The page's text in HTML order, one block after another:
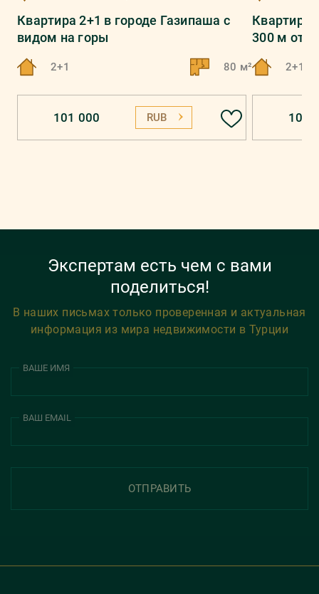
Квартира 2+1 в городе Газипаша с
видом на горы
2+1 80 м²
101 000 RUB
Квартира
300 м от
2+1
101
Экспертам есть чем с вами
поделиться!
В наших письмах только проверенная и актуальная
информация из мира недвижимости в Турции
ВАШЕ ИМЯ
ВАШ EMAIL
ОТПРАВИТЬ